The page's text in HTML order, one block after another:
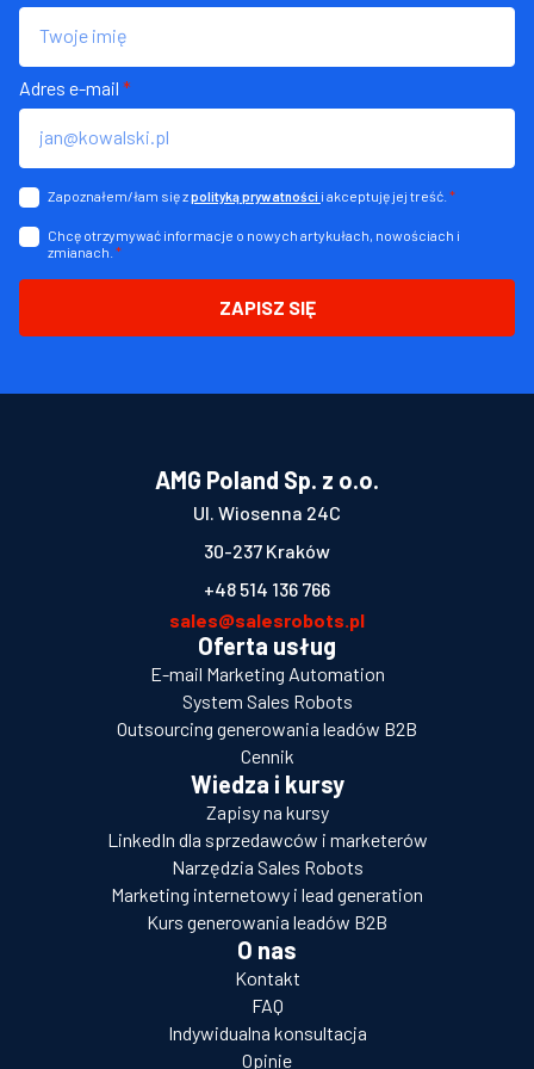
Adres e-mail *
Zapoznałem/łam się zpolityką prywatności i akceptuję jej treść. *
Chcę otrzymywać informacje o nowych artykułach, nowościach i
zmianach. *
ZAPISZ SIĘ
AMG Poland Sp. z o.o.
Ul. Wiosenna 24C
30-237 Kraków
+48 514 136 766
sales@salesrobots.pl
Oferta usług
E-mail Marketing Automation
System Sales Robots
Outsourcing generowania leadów B2B
Cennik
Wiedza i kursy
Zapisy na kursy
LinkedIn dla sprzedawców i marketerów
Narzędzia Sales Robots
Marketing internetowy i lead generation
Kurs generowania leadów B2B
O nas
Kontakt
FAQ
Indywidualna konsultacja
Opinie